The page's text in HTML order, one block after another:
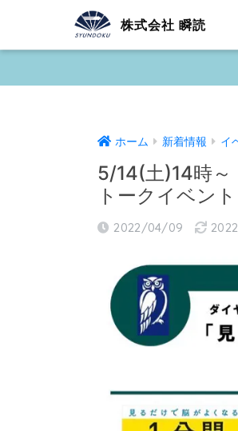
株式会社 瞬読
ホーム 新着情報 イ
5/14(土)14時～
トークイベント
2022/04/09